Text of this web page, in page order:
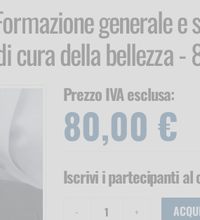
generale e
cura della bellezza -
Prezzo IVA esclusa:
80,00 €
Iscrivi i partecipantial